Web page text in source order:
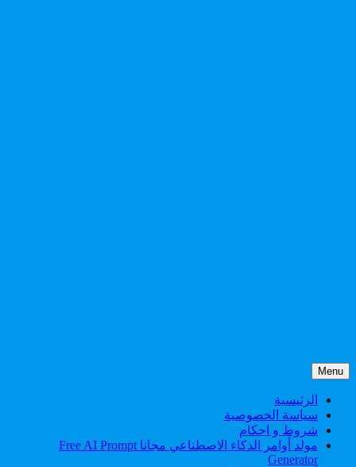
Skip
to
content
Menu
الرئيسية
سياسة الخصوصية
شروط و احكام
مولد أوامر الذكاء الاصطناعي مجانا Free AI Prompt
Generator